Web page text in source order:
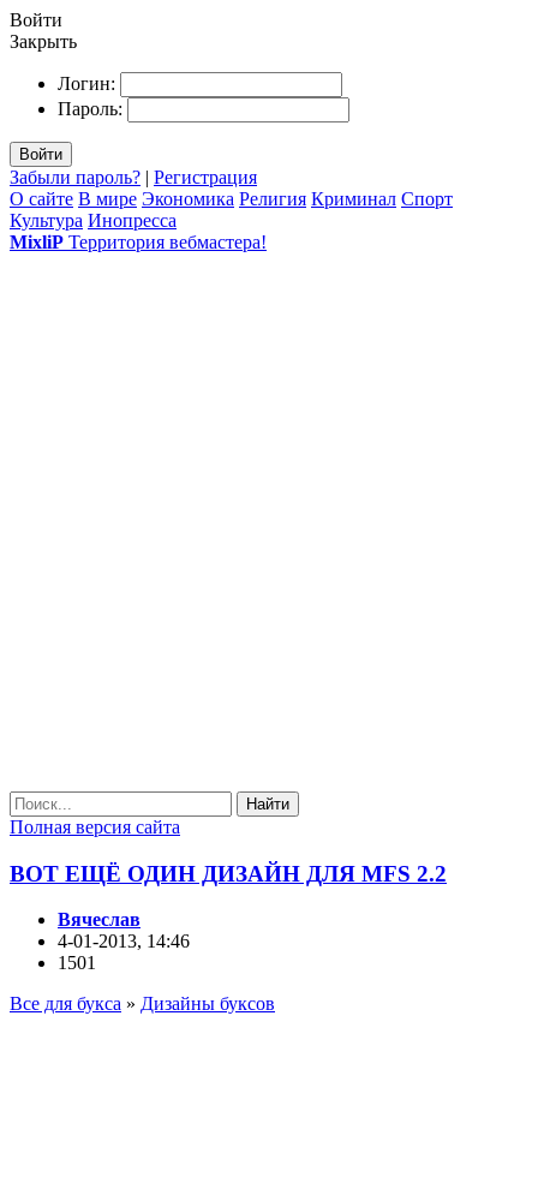
Войти
Закрыть
Логин:
Пароль:
Войти
Забыли пароль? | Регистрация
О сайте В мире Экономика Религия Криминал Спорт
Культура Инопресса
MixliP Территория вебмастера!
Найти
Полная версия сайта
ВОТ ЕЩЁ ОДИН ДИЗАЙН ДЛЯ MFS 2.2
Вячеслав
4-01-2013, 14:46
1501
Все для букса » Дизайны буксов